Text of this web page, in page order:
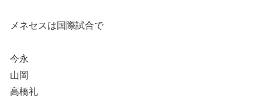
メネセスは国際試合で
今永
山岡
高橋礼